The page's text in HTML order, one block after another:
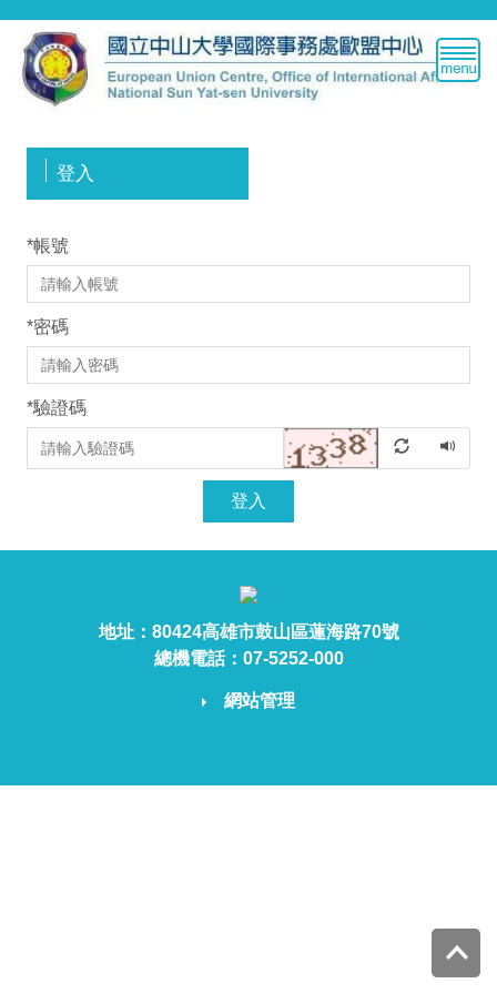
跳
到
主
要
登入
*帳號
*密碼
*驗證碼
登入
地址：80424高雄市鼓山區蓮海路70號
總機電話：07-5252-000
網站管理